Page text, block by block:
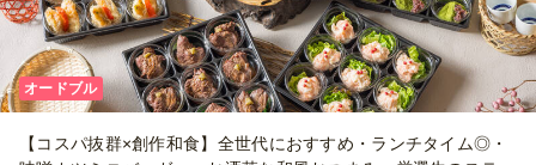
オードブル
【コスパ抜群×創作和食】全世代におすすめ・ランチタイム◎・